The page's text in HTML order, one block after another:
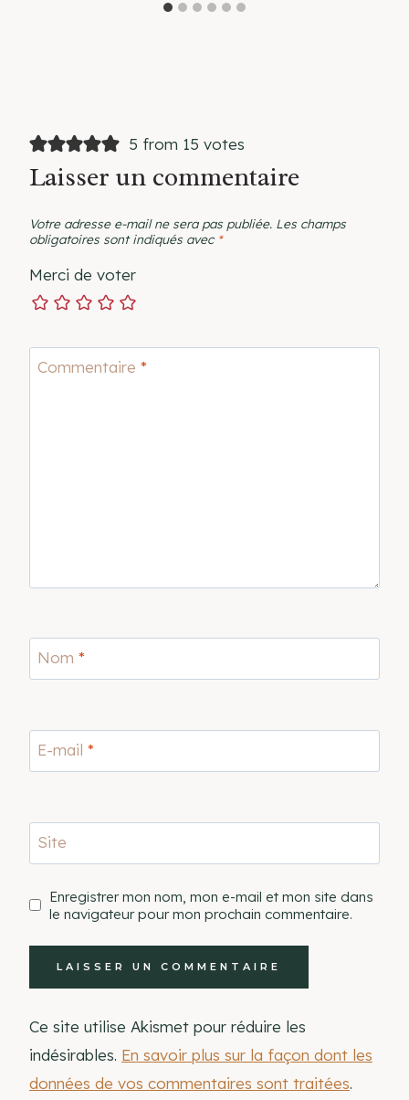
5 from 15 votes
Laisser un commentaire
Votre adresse e-mail ne sera pas publiée. Les champs
obligatoires sont indiqués avec *
Merci de voter
Commentaire *
Nom *
E-mail *
Site
Enregistrer mon nom, mon e-mail et mon site dans
le navigateur pour mon prochain commentaire.
Ce site utilise Akismet pour réduire les
indésirables. En savoir plus sur la façon dont les
données de vos commentaires sont traitées.